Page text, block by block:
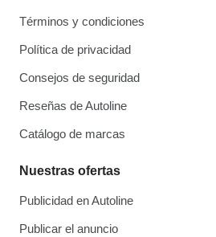
Términos y condiciones
Política de privacidad
Consejos de seguridad
Reseñas de Autoline
Catálogo de marcas
Nuestras ofertas
Publicidad en Autoline
Publicar el anuncio